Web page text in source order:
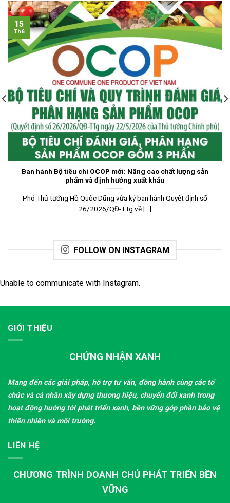
Ban hành Bộ tiêu chí OCOP mới: Nâng cao chất lượng sản
phẩm và định hướng xuất khẩu
Phó Thủ tướng Hồ Quốc Dũng vừa ký ban hành Quyết định số
26/2026/QĐ-TTg về [...]
15
Th6
FOLLOW ON INSTAGRAM
Unable to communicate with Instagram.
GIỚI THIỆU
CHỨNG NHẬN XANH
Mang đến các giải pháp, hỗ trợ tư vấn, đồng hành cùng các tổ
chức và cá nhân xây dựng thương hiệu, chuyển đổi xanh trong
hoạt động hướng tới phát triển xanh, bền vững góp phần bảo vệ
thiên nhiên và môi trường.
LIÊN HỆ
CHƯƠNG TRÌNH DOANH CHỦ PHÁT TRIỂN BỀN
VỮNG